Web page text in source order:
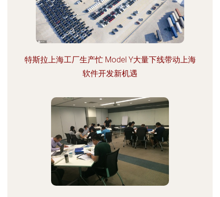
特斯拉上海工厂生产忙 Model Y大量下线带动上海
软件开发新机遇